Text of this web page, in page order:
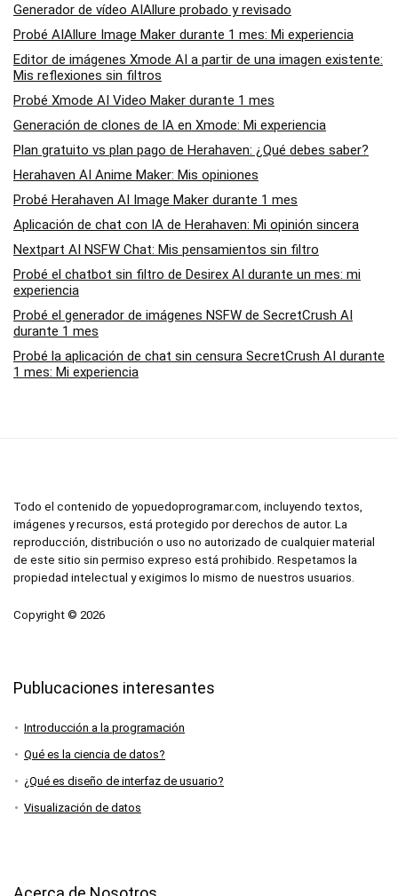
Generador de vídeo AIAllure probado y revisado
Probé AIAllure Image Maker durante 1 mes: Mi experiencia
Editor de imágenes Xmode AI a partir de una imagen existente:
Mis reflexiones sin filtros
Probé Xmode AI Video Maker durante 1 mes
Generación de clones de IA en Xmode: Mi experiencia
Plan gratuito vs plan pago de Herahaven: ¿Qué debes saber?
Herahaven AI Anime Maker: Mis opiniones
Probé Herahaven AI Image Maker durante 1 mes
Aplicación de chat con IA de Herahaven: Mi opinión sincera
Nextpart AI NSFW Chat: Mis pensamientos sin filtro
Probé el chatbot sin filtro de Desirex AI durante un mes: mi
experiencia
Probé el generador de imágenes NSFW de SecretCrush AI
durante 1 mes
Probé la aplicación de chat sin censura SecretCrush AI durante
1 mes: Mi experiencia
Todo el contenido de yopuedoprogramar.com, incluyendo textos,
imágenes y recursos, está protegido por derechos de autor. La
reproducción, distribución o uso no autorizado de cualquier material
de este sitio sin permiso expreso está prohibido. Respetamos la
propiedad intelectual y exigimos lo mismo de nuestros usuarios.
Copyright © 2026
Publucaciones interesantes
Introducción a la programación
Qué es la ciencia de datos?
¿Qué es diseño de interfaz de usuario?
Visualización de datos